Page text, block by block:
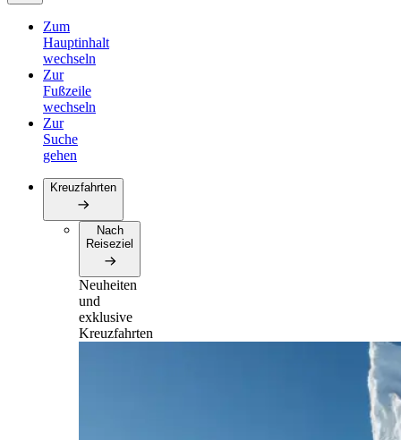
Zum
Hauptinhalt
wechseln
Zur
Fußzeile
wechseln
Zur
Suche
gehen
Kreuzfahrten
Nach
Reiseziel
Neuheiten
und
exklusive
Kreuzfahrten